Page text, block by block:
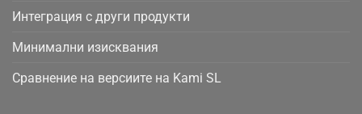
Интеграция с други продукти
Минимални изисквания
Сравнение на версиите на Kami SL